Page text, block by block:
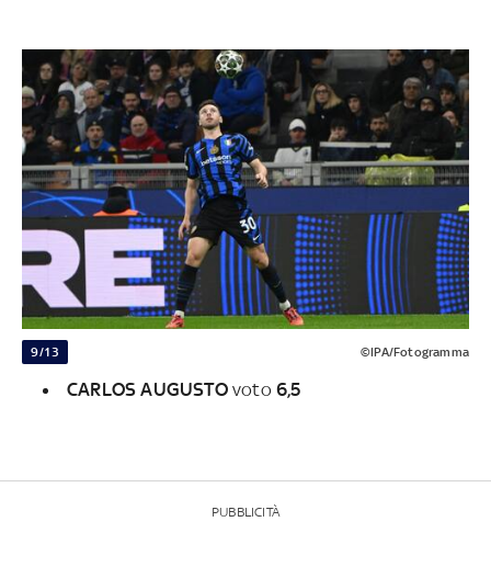
9/13 ©IPA/Fotogramma
CARLOS AUGUSTO voto 6,5
PUBBLICITÀ